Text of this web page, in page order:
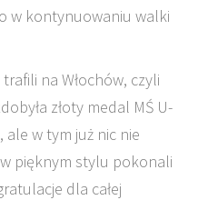
w kontynuowaniu walki
na Włochów, czyli
złoty medal MŚ U-
w tym już nic nie
pięknym stylu pokonali
dla całej